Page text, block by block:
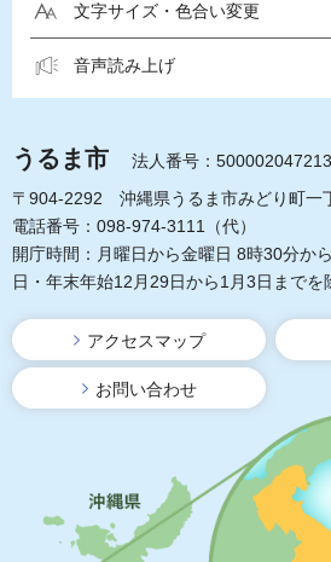
文字サイズ・色合い変更
音声読み上げ
うるま市
法人番号：
〒904-2292 沖縄県うるま市みどり町一
電話番号：098-974-3111（代）
開庁時間：月曜日から金曜日 8時30分か
日・年末年始12月29日から1月3日までを
アクセスマップ
お問い合わせ